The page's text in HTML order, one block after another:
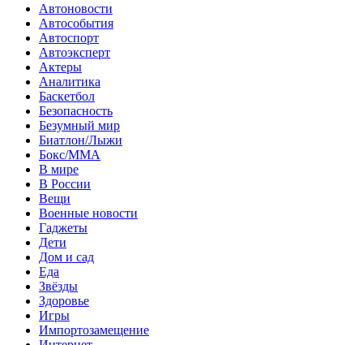
Автоновости
Автособытия
Автоспорт
Автоэксперт
Актеры
Аналитика
Баскетбол
Безопасность
Безумный мир
Биатлон/Лыжи
Бокс/MMA
В мире
В России
Вещи
Военные новости
Гаджеты
Дети
Дом и сад
Еда
Звёзды
Здоровье
Игры
Импортозамещение